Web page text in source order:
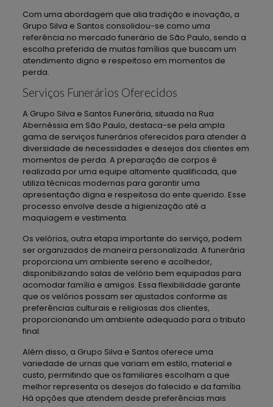
Com uma abordagem que alia tradição e inovação, a
Grupo Silva e Santos consolidou-se como uma
referência no mercado funerário de São Paulo, sendo a
escolha preferida de muitas famílias que buscam um
atendimento digno e respeitoso em momentos de
perda.
Serviços Funerários Oferecidos
A Grupo Silva e Santos Funerária, situada na Rua
Abernéssia em São Paulo, destaca-se pela ampla
gama de serviços funerários oferecidos para atender à
diversidade de necessidades e desejos dos clientes em
momentos de perda. A preparação de corpos é
realizada por uma equipe altamente qualificada, que
utiliza técnicas modernas para garantir uma
apresentação digna e respeitosa do ente querido. Esse
processo envolve desde a higienização até a
maquiagem e vestimenta.
Os velórios, outra etapa importante do serviço, podem
ser organizados de maneira personalizada. A funerária
proporciona um ambiente sereno e acolhedor,
disponibilizando salas de velório bem equipadas para
acomodar família e amigos. Essa flexibilidade garante
que os velórios possam ser ajustados conforme as
preferências culturais e religiosas dos clientes,
proporcionando um ambiente adequado para o tributo
final.
Além disso, a Grupo Silva e Santos oferece uma
variedade de urnas que variam em estilo, material e
custo, permitindo que os familiares escolham a que
melhor representa os desejos do falecido e da família.
Há opções que atendem desde preferências mais